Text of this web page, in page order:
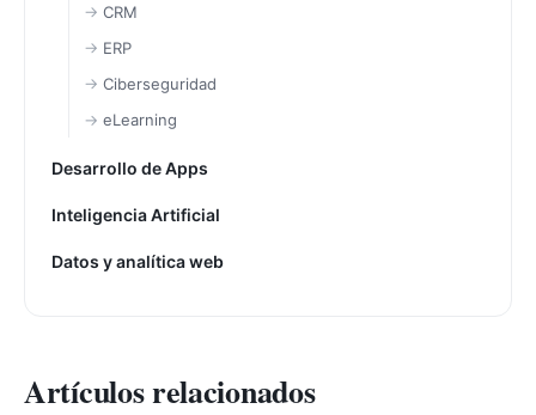
CRM
ERP
Ciberseguridad
eLearning
Desarrollo de Apps
Inteligencia Artificial
Datos y analítica web
Artículos relacionados